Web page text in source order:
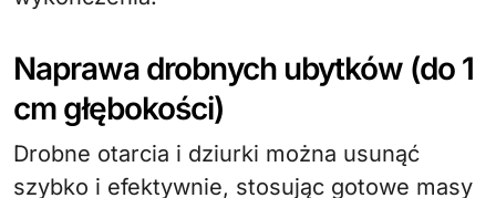
Naprawa drobnych ubytków (do 1
cm głębokości)
Drobne otarcia i dziurki można usunąć
szybko i efektywnie, stosując gotowe masy